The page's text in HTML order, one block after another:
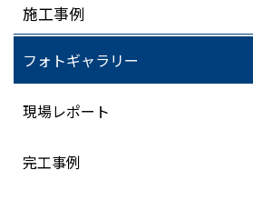
施工事例
フォトギャラリー
現場レポート
完工事例